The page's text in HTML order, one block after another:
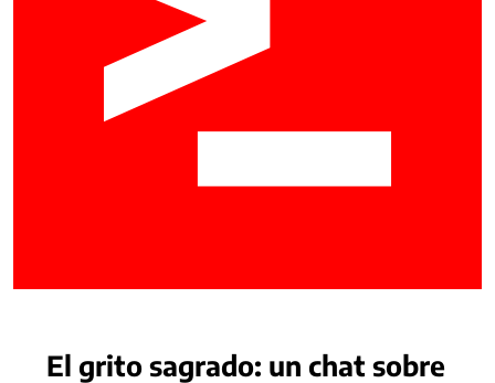
El grito sagrado: un chat sobre